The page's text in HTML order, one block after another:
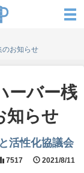
のお知らせ
ーバー桟
知らせ
活性化協議会
7517 2021/8/11